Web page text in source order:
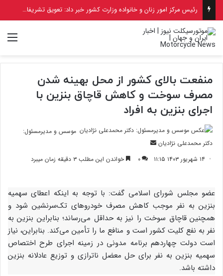
رئیس مرکز امور زنان و خانواده وزارت کشور خبر داد: تعویق تشریفات صدور گواهینامه برای بانوان و دختران به دلیل جنگ
منفعت بالای کشور از محل بهینه شدن
مصرف سوخت و کاهش قاچاق بنزین با
اجرای بنزین به افراد
موسس و مدیرمسئول:
دکتر محمدعلی نژادیان
ارسال
ایمیل
۱۴ شهریور ۱۴۰۳ ۱۱:۱۵ ۰ خواندن این مطلب ۳ دقیقه زمان میبرد
عضو مجلس شورای اسلامی گفت: با توجه به اینکه اعطای سهمیه
بنزین به نفر موجب کاهش مصرف خودروهای تک‌سرنشین شود و
همچنین قاچاق سوخت را نیز به حداقل می‌رساند؛ بنابراین بنزین به
نفر به نفع کلیت کشور است و منافع ما را تأمین می‌کند. بنابراین، نیاز
است دولت چهاردهم برنامه مدونی در زمینه اجرای طرح اختصاص
سهمیه بنزین به نفر برای حل معضل ناترازی و توزیع عادلانه بنزین
داشته باشد.